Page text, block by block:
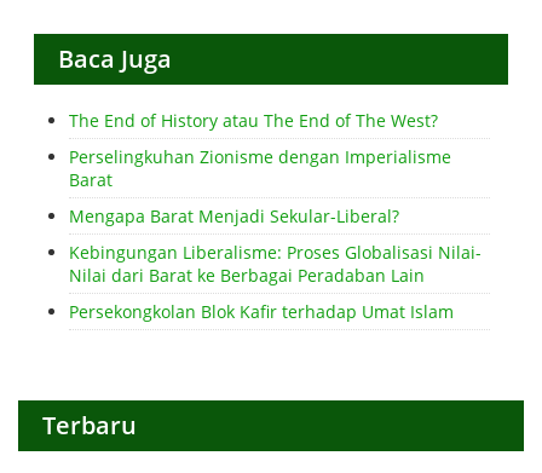
Baca Juga
The End of History atau The End of The West?
Perselingkuhan Zionisme dengan Imperialisme
Barat
Mengapa Barat Menjadi Sekular-Liberal?
Kebingungan Liberalisme: Proses Globalisasi Nilai-
Nilai dari Barat ke Berbagai Peradaban Lain
Persekongkolan Blok Kafir terhadap Umat Islam
Terbaru